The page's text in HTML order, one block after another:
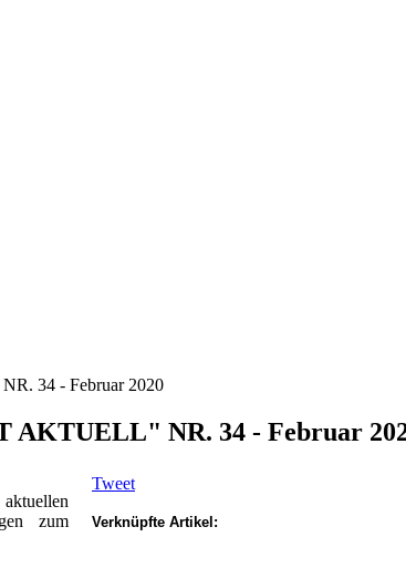
34 - Februar 2020
AKTUELL" NR. 34 - Februar
zum
Tweet
Verknüpfte Artikel: